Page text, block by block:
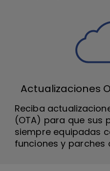
Actualizaciones
Reciba
(OTA) para que sus
siempre equipadas
funciones y parches